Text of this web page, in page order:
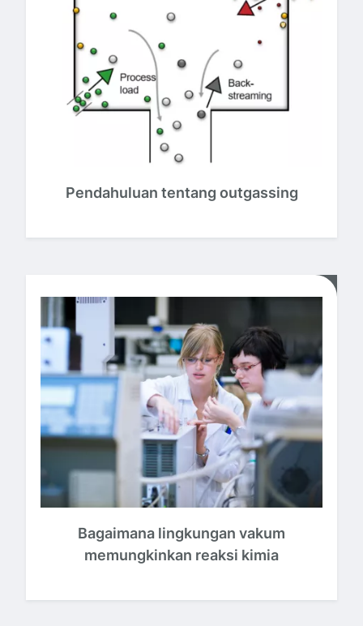
Pendahuluan tentang outgassing
Bagaimana lingkungan vakum
memungkinkan reaksi kimia